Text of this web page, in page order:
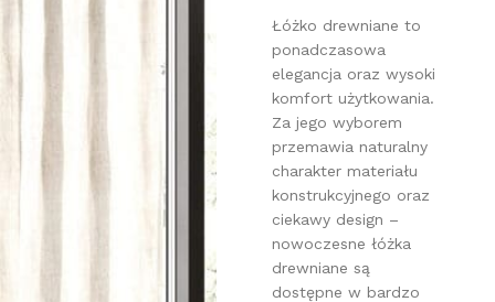
Łóżko drewniane to
ponadczasowa
elegancja oraz wysoki
komfort użytkowania.
Za jego wyborem
przemawia naturalny
charakter materiału
konstrukcyjnego oraz
ciekawy design –
nowoczesne łóżka
drewniane są
dostępne w bardzo